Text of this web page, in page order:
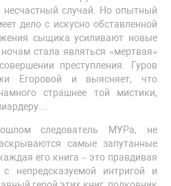
несчастный случай. Но опытный
дело с искусно обставленной
сыщика усиливают новые
стала являться «мертвая»
преступления. Гуров
Егоровой и выясняет, что
страшнее той мистики,
следователь МУРа, не
самые запутанные
его книга – это правдивая
непредсказуемой интригой и